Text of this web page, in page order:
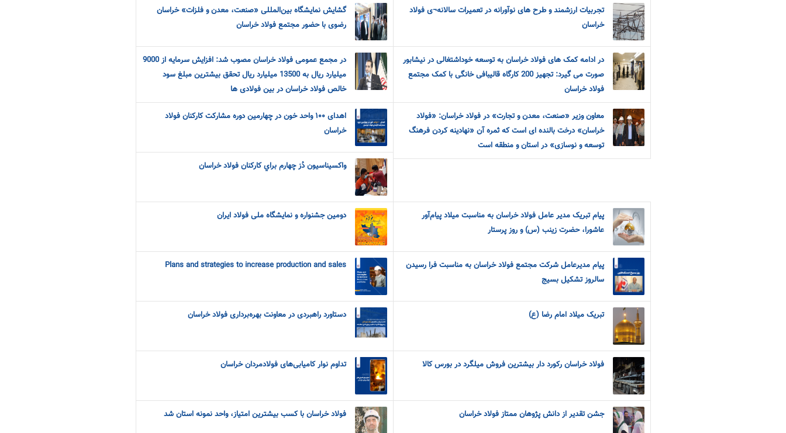
تجربیات ارزشمند و طرح های نوآورانه در تعمیرات سالانه¬ی فولاد
خراسان
گشایش نمایشگاه بین‌المللی «صنعت، معدن و فلزات» خراسان
رضوی با حضور مجتمع فولاد خراسان
در ادامه کمک های فولاد خراسان به توسعه خوداشتغالی در نیشابور
صورت می گیرد: تجهیز 200 کارگاه قالیبافی خانگی با کمک مجتمع
فولاد خراسان
در مجمع عمومی فولاد خراسان مصوب شد: افزایش سرمایه از 9000
میلیارد ریال به 13500 میلیارد ریال تحقق بیشترین مبلغ سود
خالص فولاد خراسان در بین فولادی ها
معاون وزیر «صنعت، معدن و تجارت» در فولاد خراسان: «فولاد
خراسان» درخت بالنده ای است که ثمره آن «نهادینه کردن فرهنگ
توسعه و نوسازی» در استان و منطقه است
اهدای ۱۰۰ واحد خون در چهارمین دوره مشارکت کارکنان فولاد
خراسان
واکسيناسيون دُز چهارم براي کارکنان فولاد خراسان
پیام تبریک مدیر عامل فولاد خراسان به مناسبت میلاد پیام‌آور
عاشورا، حضرت زینب (س) و روز پرستار
دومین جشنواره و نمایشگاه ملی فولاد ایران
پیام مدیرعامل شرکت مجتمع فولاد خراسان به مناسبت فرا رسیدن
سالروز تشکیل بسیج
Plans and strategies to increase production and sales
تبریک میلاد امام رضا (ع) دستاورد راهبردی در معاونت بهره‌برداری فولاد خراسان
فولاد خراسان رکورد دار بیشترین فروش میلگرد در بورس کالا تداوم نوار کامیابی‌های فولادمردان خراسان
جشن تقدیر از دانش پژوهان ممتاز فولاد خراسان فولاد خراسان با کسب بیشترین امتیاز، واحد نمونه استان شد